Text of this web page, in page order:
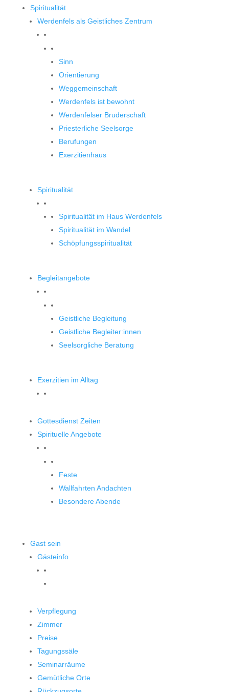
Spiritualität
Werdenfels als Geistliches Zentrum
Sinn
Orientierung
Weggemeinschaft
Werdenfels ist bewohnt
Werdenfelser Bruderschaft
Priesterliche Seelsorge
Berufungen
Exerzitienhaus
Spiritualität
Spiritualität im Haus Werdenfels
Spiritualität im Wandel
Schöpfungsspiritualität
Begleitangebote
Geistliche Begleitung
Geistliche Begleiter:innen
Seelsorgliche Beratung
Exerzitien im Alltag
Gottesdienst Zeiten
Spirituelle Angebote
Feste
Wallfahrten Andachten
Besondere Abende
Gast sein
Gästeinfo
Verpflegung
Zimmer
Preise
Tagungssäle
Seminarräume
Gemütliche Orte